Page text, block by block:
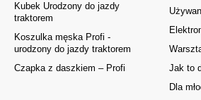
Jak to
Dla
Kubek Urodzony do jazdy
traktorem
Koszulka męska Profi -
urodzony do jazdy traktorem
Czapka z daszkiem – Profi